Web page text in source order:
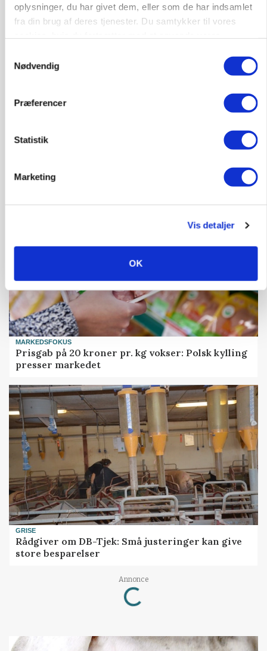
oplysninger, du har givet dem, eller som de har indsamlet
fra din brug af deres tjenester. Du samtykker til vores
Nødvendig
Præferencer
Statistik
Marketing
Vis detaljer
OK
Landmand vågnede ved lyden af skrigende kvier:
Ulven stod på foderbordet
MARKEDSFOKUS
Prisgab på 20 kroner pr. kg vokser: Polsk kylling
presser markedet
GRISE
Rådgiver om DB-Tjek: Små justeringer kan give
store besparelser
Annonce
Loading...